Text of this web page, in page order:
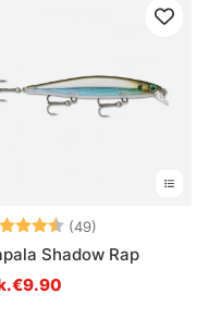
(49)
Shadow Rap